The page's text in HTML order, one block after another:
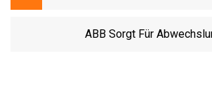
ABB Sorgt Für